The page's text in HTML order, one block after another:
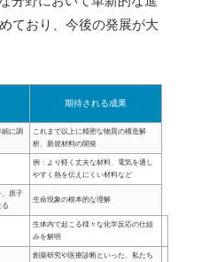
ており、今後の発展が大
期待される成果
に調
これまで以上に精密な物質の構造解
析、新規材料の開発
例：より軽く丈夫な材料、電気を通し
やすく熱を伝えにくい材料など
、原子
る
生命現象の根本的な理解
生体内で起こる様々な化学反応の仕組
みを解明
創薬研究や医療診断といった、私たち